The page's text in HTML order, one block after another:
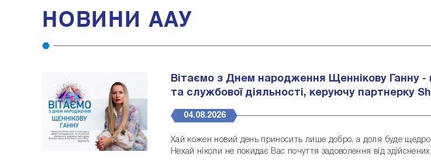
НОВИНИ ААУ
Вітаємо з Днем народження Щеннікову Ганну -
та службової діяльності, керуючу партнерку
04.08.2026
Хай кожен новий день приносить лише добро, а доля буде
Нехай ніколи не покидає Вас почуття задоволення від